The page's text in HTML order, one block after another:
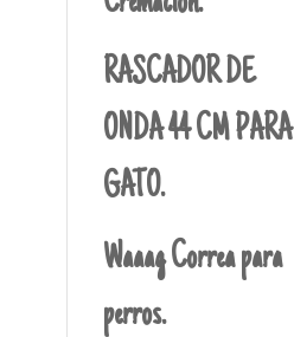
RASCADOR DE
ONDA 44 CM PARA
GATO.
Waaag Correa para
perros.